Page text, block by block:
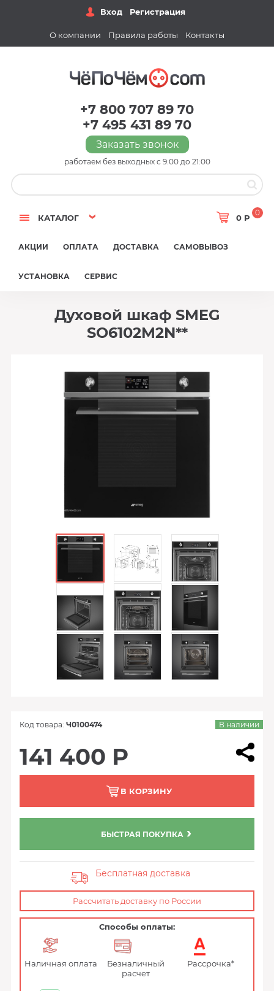
Вход Регистрация
О компании Правила работы Контакты
+7 800 707 89 70
+7 495 431 89 70
Заказать звонок
работаем без выходных с 9:00 до 21:00
КАТАЛОГ 0 Р
0
АКЦИИ ОПЛАТА ДОСТАВКА САМОВЫВОЗ
УСТАНОВКА СЕРВИС
Духовой шкаф SMEG
SO6102M2N**
Код товара: Ч0100474 В наличии
141 400 Р
В КОРЗИНУ
БЫСТРАЯ ПОКУПКА
Бесплатная доставка
Рассчитать доставку по России
Способы оплаты:
Наличная оплата
Безналичный
расчет
Рассрочка*